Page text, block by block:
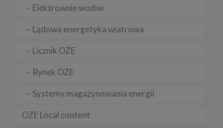
Elektrownie wodne
Lądowa energetyka wiatrowa
Licznik OZE
Rynek OZE
Systemy magazynowania energii
OZE Local content